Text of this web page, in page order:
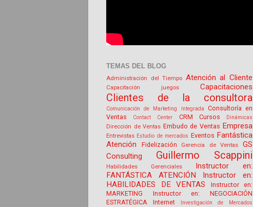
TEMAS DEL BLOG
Administración del Tiempo Atención al Cliente
Capacitación juegos Capacitaciones
Clientes de la consultora
Comunicación de Marketing Integrada
Consultoría en
Ventas
Contact Center CRM Cursos Dinámicas
Dirección de Ventas Embudo de Ventas Empresa
Entrevistas Estudio de mercados Eventos Fantástica
Atención
Fidelización Gerencia de Ventas
GS
Consulting
Guillermo Scappini
Habilidades Gerenciales
Instructor en:
FANTÁSTICA ATENCIÓN
Instructor en:
HABILIDADES DE VENTAS
Instructor en:
MARKETING
Instructor en: NEGOCIACIÓN
ESTRATÉGICA
Internet Investigación de Mercados